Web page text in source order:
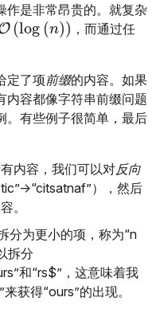
作是非常昂贵的。就复杂
(log (n))
( og(n ))
，而通过任
定了项前缀的内容。如果
内容都像字符串前缀问题
。有些例子很简单，最后
内容，我们可以对反向
），然后
。
分为更小的项，称为“n
拆分
和“rs$”，这意味着我
获得“ours”的出现。